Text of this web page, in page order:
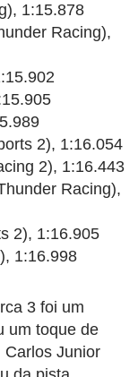
1:15.878
Racing),
2), 1:16.054
2), 1:16.443
Racing),
2), 1:16.905
1:16.998
3 foi um
um toque de
Carlos Junior